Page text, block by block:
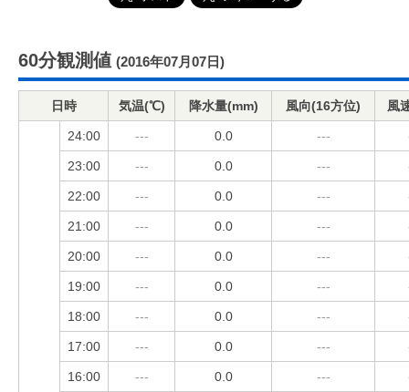
60分観測値 (2016年07月07日)
日時 気温(℃) 降水量(mm) 風向(16方位) 風
24:00 --- 0.0 ---
23:00 --- 0.0 ---
22:00 --- 0.0 ---
21:00 --- 0.0 ---
20:00 --- 0.0 ---
19:00 --- 0.0 ---
18:00 --- 0.0 ---
17:00 --- 0.0 ---
16:00 --- 0.0 ---